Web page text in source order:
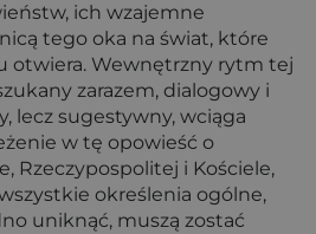
ich wzajemne
tego oka na świat, które
otwiera. Wewnętrzny rytm tej
zarazem, dialogowy i
lecz sugestywny, wciąga
w tę opowieść o
Rzeczypospolitej i Kościele,
określenia ogólne,
uniknąć, muszą zostać